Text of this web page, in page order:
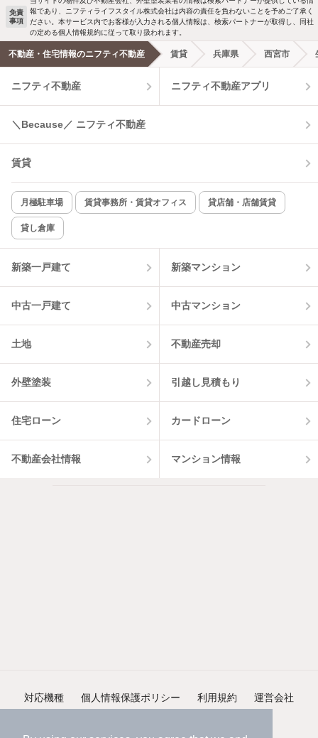
洗濯機置場あり 独立洗面台
エアコンあり 都市ガス
温水洗浄便座 オートロック
コンロ2口以上
新着のみ インターネット無料
該当件数:
物件一覧に反映
免責
事項
報であり、ニフティライフスタイル株式会社は内容の責任を負わないことを予めご了承く
ださい。本サービス内でお客様が入力される個人情報は、検索パートナーが取得し、同社
の定める個人情報規約に従って取り扱われます。
不動産・住宅情報のニフティ不動産 賃貸 兵庫県 西宮市
ニフティ不動産 ニフティ不動産アプリ
＼Because／ ニフティ不動産
賃貸
月極駐車場 賃貸事務所・賃貸オフィス 貸店舗・店舗賃貸
貸し倉庫
新築一戸建て 新築マンション
中古一戸建て 中古マンション
土地 不動産売却
外壁塗装 引越し見積もり
住宅ローン カードローン
不動産会社情報 マンション情報
対応機種 個人情報保護ポリシー 利用規約 運営会社